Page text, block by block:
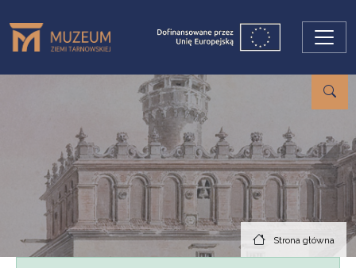
Strona główna